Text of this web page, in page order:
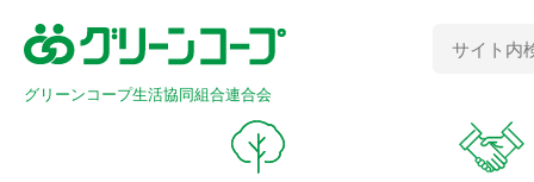
グリーンコープ生活協同組合連合会